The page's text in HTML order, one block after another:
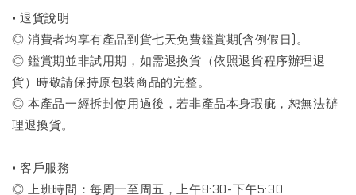
• 退貨說明
◎ 消費者均享有產品到貨七天免費鑑賞期(含例假日)。
◎ 鑑賞期並非試用期，如需退換貨（依照退貨程序辦理退
貨）時敬請保持原包裝商品的完整。
◎ 本產品一經拆封使用過後，若非產品本身瑕疵，恕無法辦
理退換貨。
• 客戶服務
◎ 上班時間：每周一至周五，上午8:30-下午5:30